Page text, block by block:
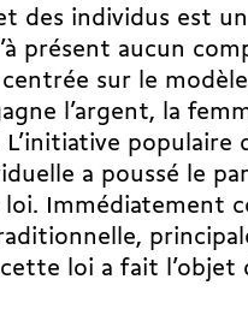
des individus est
présent aucun
sur le
l’argent, la
populaire
a poussé le
loi. Immédiatement
cette loi a fait